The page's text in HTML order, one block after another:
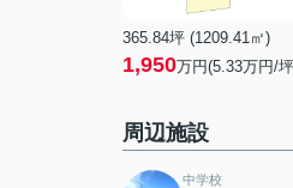
365.84坪 (1209.41㎡)
1,950万円(5.33万円/
周辺施設
中学校